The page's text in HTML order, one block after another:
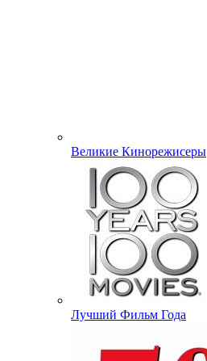
Великие Кинорежисеры
Лучший Фильм Года